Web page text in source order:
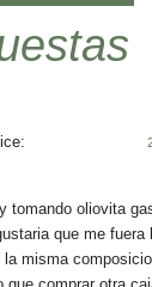
tomando oliovita
que me fuera
la misma